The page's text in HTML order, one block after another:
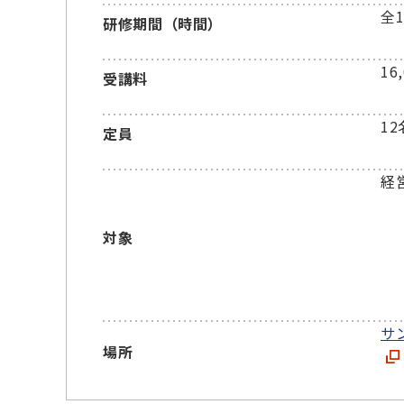
研修期間（時間） 全
受講料
定員 12
対象
経
場所
サ